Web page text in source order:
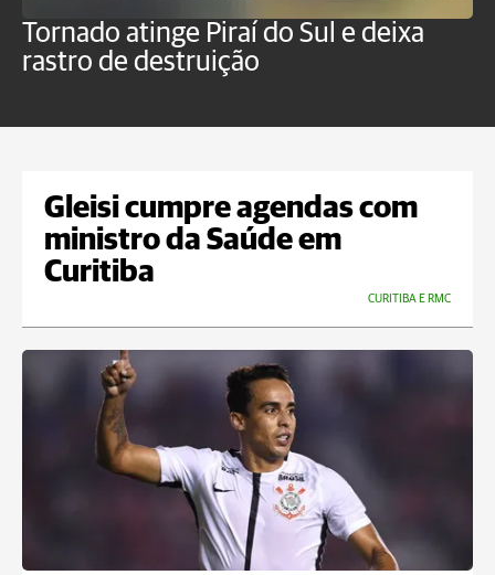
Tornado atinge Piraí do Sul e deixa
rastro de destruição
Gleisi cumpre agendas com
ministro da Saúde em
Curitiba
CURITIBA E RMC